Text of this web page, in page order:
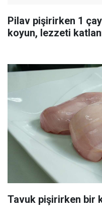
Pilav pişirirken 1
koyun, lezzeti
Tavuk pişirirken bir